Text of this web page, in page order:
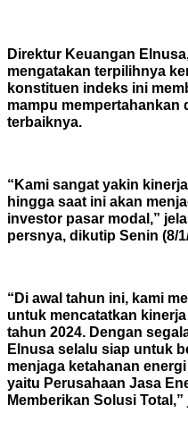
Direktur Keuangan
mengatakan terpilihnya
konstituen indeks ini
mampu mempertahankan
terbaiknya.
“Kami sangat yakin
hingga saat ini akan
investor pasar modal,”
persnya, dikutip Senin (8/
“Di awal tahun ini, kami
untuk mencatatkan
tahun 2024. Dengan
Elnusa selalu siap untuk
menjaga ketahanan
yaitu Perusahaan Jasa
Memberikan Solusi